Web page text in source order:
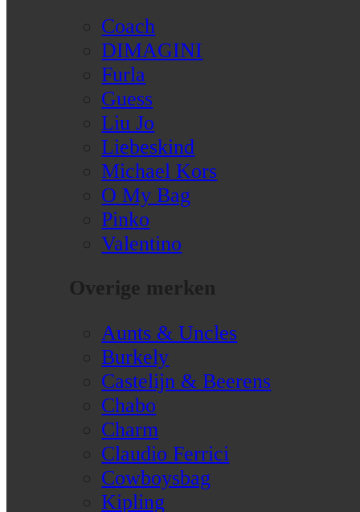
Coach
DIMAGINI
Furla
Guess
Liu Jo
Liebeskind
Michael Kors
O My Bag
Pinko
Valentino
Overige merken
Aunts & Uncles
Burkely
Castelijn & Beerens
Chabo
Charm
Claudio Ferrici
Cowboysbag
Kipling